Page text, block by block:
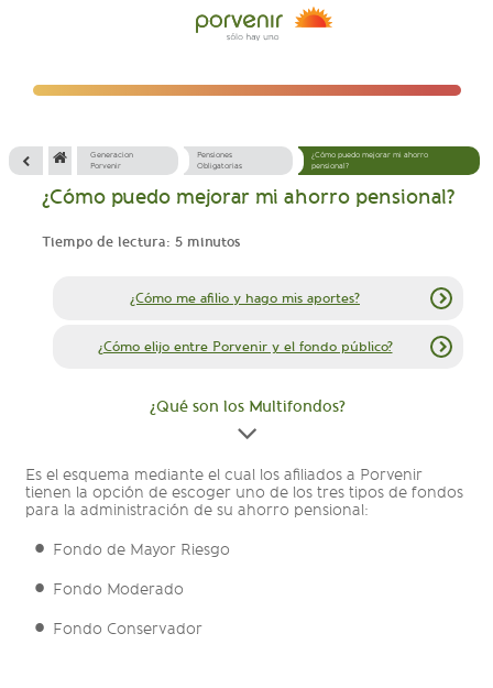
Generacion
Porvenir
Pensiones
Obligatorias
¿Cómo puedo mejorar mi ahorro
pensional?
¿Cómo puedo mejorar mi ahorro pensional?
Tiempo de lectura: 5 minutos
¿Cómo me afilio y hago mis aportes?
¿Cómo elijo entre Porvenir y el fondo público?
¿Qué son los Multifondos?
Es el esquema mediante el cual los afiliados a Porvenir
tienen la opción de escoger uno de los tres tipos de fondos
para la administración de su ahorro pensional:
Fondo de Mayor Riesgo
Fondo Moderado
Fondo Conservador